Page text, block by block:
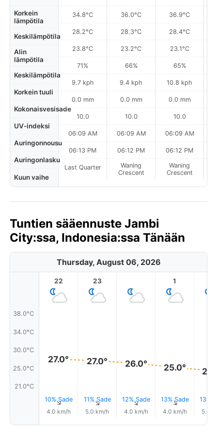
Korkein
lämpötila
Keskilämpötila
Alin
lämpötila
Keskilämpötila
Korkein tuuli
Kokonaisvesisade
UV-indeksi
Auringonnousu
Auringonlasku
Kuun vaihe
34.8°C
28.2°C
23.8°C
71%
9.7 kph
0.0 mm
10.0
06:09 AM
06:13 PM
Last Quarter
36.0°C
28.3°C
23.2°C
66%
9.4 kph
0.0 mm
10.0
06:09 AM
06:12 PM
Waning
Crescent
36.9°C
28.4°C
23.1°C
65%
10.8 kph
0.0 mm
10.0
06:09 AM
06:12 PM
Waning
Crescent
Tuntien sääennuste Jambi
City:ssa, Indonesia:ssa Tänään
Thursday, August 06, 2026
38.0°C
34.0°C
30.0°C
25.0°C
21.0°C
22
27.0°
10% Sade
↑
4.0 km/h
23
27.0°
11% Sade
↑
5.0 km/h
26.0°
12% Sade
↑
4.0 km/h
1
25.0°
13% Sade
↑
4.0 km/h
13%
5.0